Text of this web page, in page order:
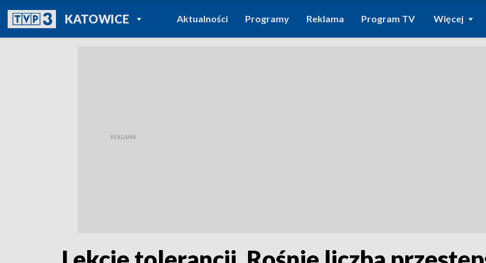
KATOWICEPOWRÓT DO
TVP REGIONY
Aktualności Programy Reklama Program TV Więcej